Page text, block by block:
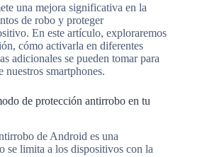
una mejora significativa en la
de robo y proteger
En este artículo, exploraremos
cómo activarla en diferentes
adicionales se pueden tomar para
nuestros smartphones.
de protección antirrobo en tu
de Android es una
se limita a los dispositivos con la